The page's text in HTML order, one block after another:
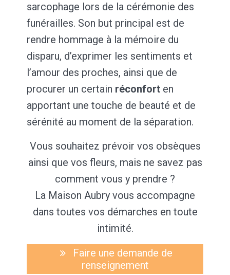
sarcophage lors de la cérémonie des
funérailles. Son but principal est de
rendre hommage à la mémoire du
disparu, d’exprimer les sentiments et
l’amour des proches, ainsi que de
procurer un certain réconfort en
apportant une touche de beauté et de
sérénité au moment de la séparation.
Vous souhaitez prévoir vos obsèques
ainsi que vos fleurs, mais ne savez pas
comment vous y prendre ?
La Maison Aubry vous accompagne
dans toutes vos démarches en toute
intimité.
Faire une demande de
renseignement